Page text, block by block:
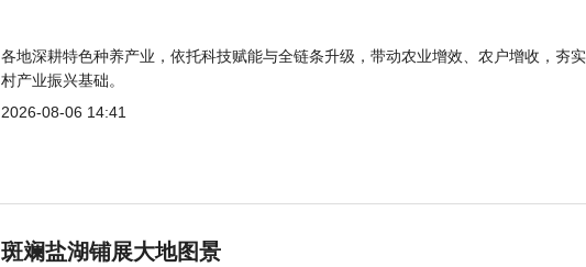
各地深耕特色种养产业，依托科技赋能与全链条升级，带动农业增效、农户增收，夯
村产业振兴基础。
2026-08-06 14:41
斑斓盐湖铺展大地图景